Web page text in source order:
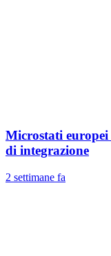
Microstati europei
di integrazione
2 settimane fa